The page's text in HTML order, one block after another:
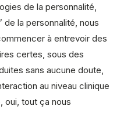
de la personnalité,
la personnalité, nous
à entrevoir des
certes, sous des
sans aucune doute,
au niveau clinique
oui, tout ça nous